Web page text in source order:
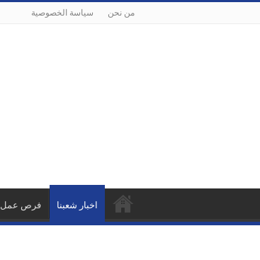
من نحن سياسة الخصوصية
اخبار شعبنا فرص عمل